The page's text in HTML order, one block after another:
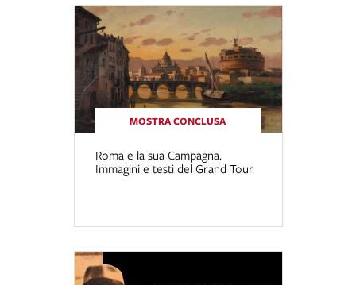
MOSTRA CONCLUSA
Roma e la sua Campagna.
Immagini e testi del Grand Tour